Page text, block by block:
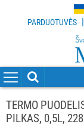
PARDUOTUVĖS |
VALYMO
PRIEMONĖS
VALYMO
TERMO
PILKAS, 0,5L,